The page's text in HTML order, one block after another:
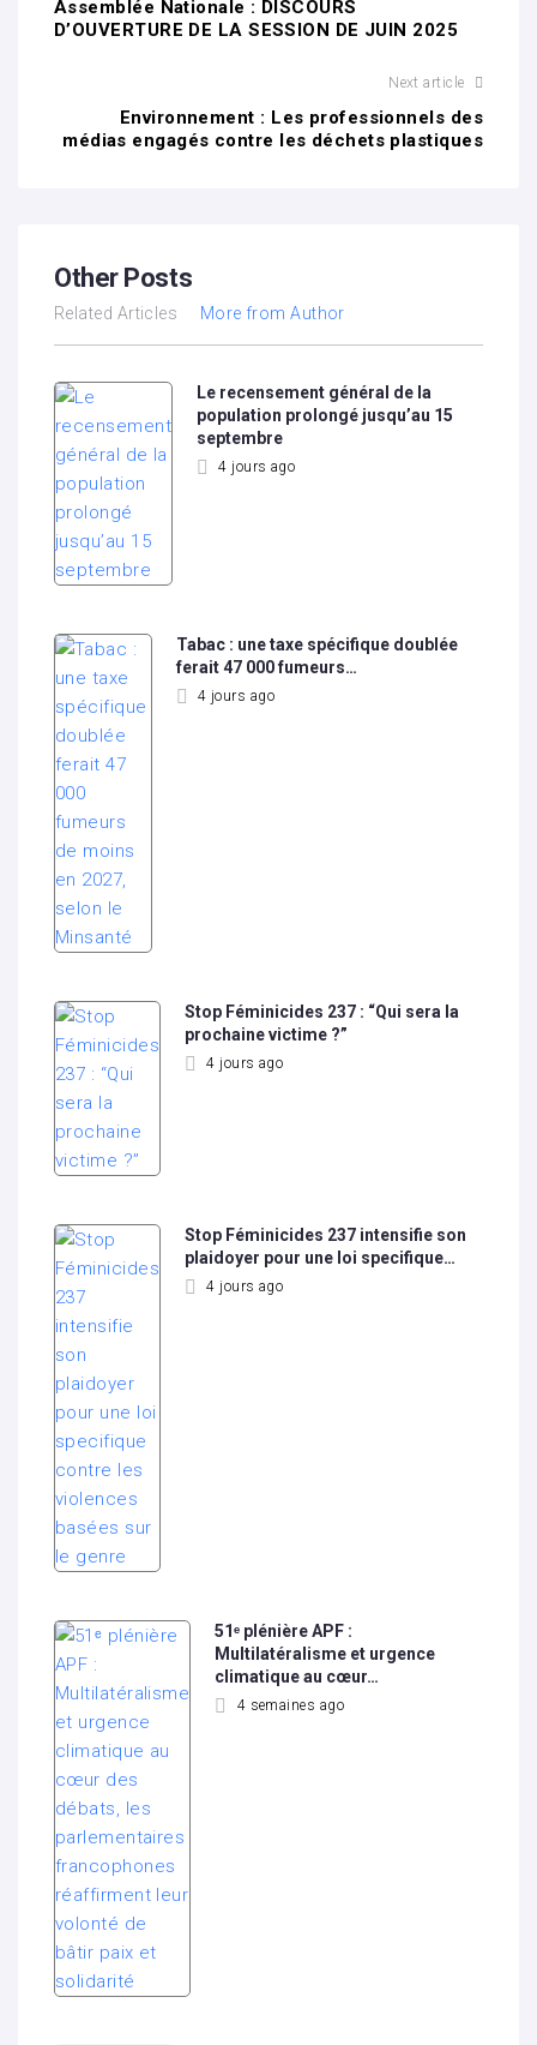
Assemblée Nationale : DISCOURS
D’OUVERTURE DE LA SESSION DE JUIN 2025
Next article
Environnement : Les professionnels des
médias engagés contre les déchets plastiques
Other Posts
Related Articles More from Author
Le recensement général de la
population prolongé jusqu’au 15
septembre
4 jours ago
Tabac : une taxe spécifique doublée
ferait 47 000 fumeurs…
4 jours ago
Stop Féminicides 237 : “Qui sera la
prochaine victime ?”
4 jours ago
Stop Féminicides 237 intensifie son
plaidoyer pour une loi specifique…
4 jours ago
51ᵉ plénière APF :
Multilatéralisme et urgence
climatique au cœur…
4 semaines ago